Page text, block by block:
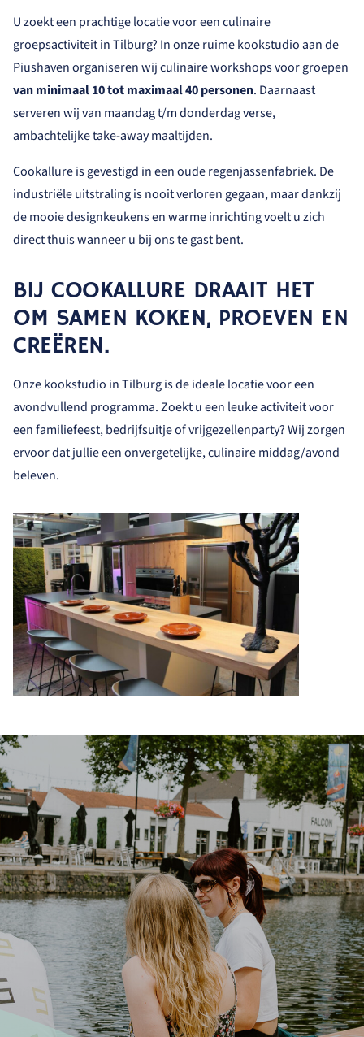
Bezoeken
Ondernemen
Wonen
De haven
Contact
U zoekt een prachtige locatie voor een culinaire
groepsactiviteit in Tilburg? In onze ruime kookstudio aan de
Piushaven organiseren wij culinaire workshops voor groepen
van minimaal 10 tot maximaal 40 personen. Daarnaast
serveren wij van maandag t/m donderdag verse,
ambachtelijke take-away maaltijden.
Cookallure is gevestigd in een oude regenjassenfabriek. De
industriële uitstraling is nooit verloren gegaan, maar dankzij
de mooie designkeukens en warme inrichting voelt u zich
direct thuis wanneer u bij ons te gast bent.
BIJ COOKALLURE DRAAIT HET
OM SAMEN KOKEN, PROEVEN EN
CREËREN.
Onze kookstudio in Tilburg is de ideale locatie voor een
avondvullend programma. Zoekt u een leuke activiteit voor
een familiefeest, bedrijfsuitje of vrijgezellenparty? Wij zorgen
ervoor dat jullie een onvergetelijke, culinaire middag/avond
beleven.